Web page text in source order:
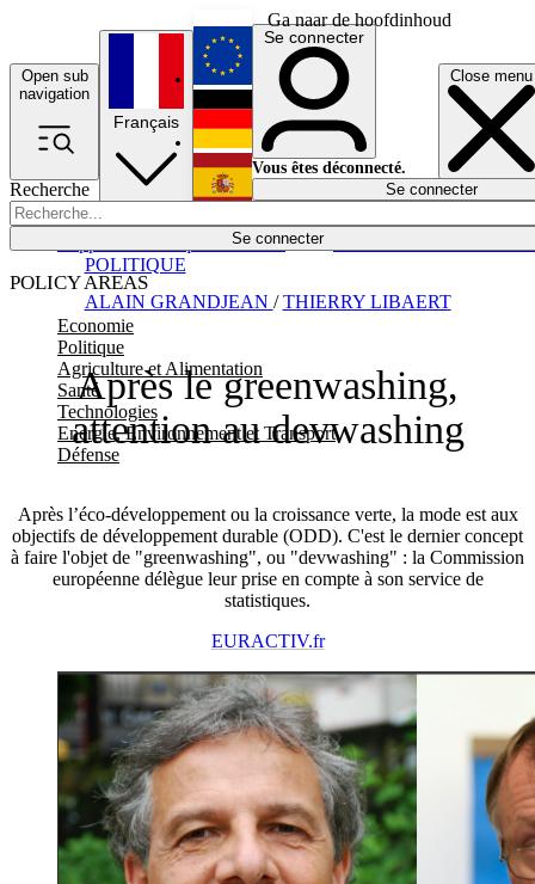
Ga naar de hoofdinhoud
Open sub
navigation
Close menu
Recherche
Se connecter
POLICY AREAS
Economie
Politique
Agriculture et Alimentation
Santé
Technologies
Energie, Environnement et Transport
Défense
Économie
Français
English
Deutsch
Español
Se connecter
Vous êtes déconnecté.
Se connecter
Après le greenwashing,
attention au devwashing
Après l’éco-développement ou la croissance verte, la mode est aux
objectifs de développement durable (ODD). C'est le dernier concept
à faire l'objet de "greenwashing", ou "devwashing" : la Commission
européenne délègue leur prise en compte à son service de
statistiques.
ALAIN GRANDJEAN /THIERRY LIBAERT
POLITIQUE
EURACTIV.fr